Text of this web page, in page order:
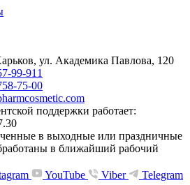
ул. Академика Павлова, 120
99-911
75-00
поддержки работает:
в выходные или праздничные
в ближайший рабочий
YouTube Viber
Telegram